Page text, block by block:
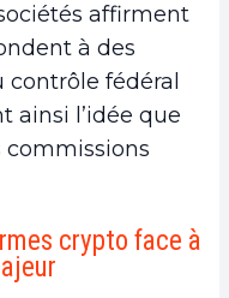
affirment
à des
fédéral
ainsi l’idée que
commissions
crypto face à